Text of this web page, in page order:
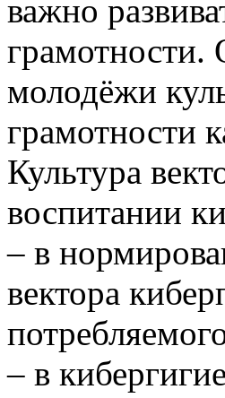
важно
грамотности.
молодёжи
грамотности
Культура
воспитании
– в
вектора
– в